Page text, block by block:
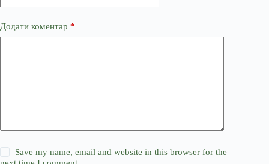
Додати коментар *
Save my name, email and website in this browser for the